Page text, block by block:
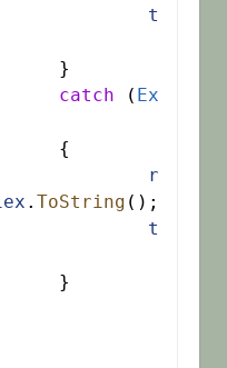
t
catch ( Ex
r
. ToString ();
t